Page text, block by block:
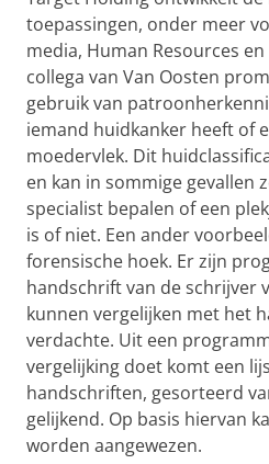
toepassingen, onder meer
media, Human Resources
collega van Van Oosten
gebruik van
iemand huidkanker heeft of
moedervlek. Dit
en kan in sommige gevallen
specialist bepalen of een
is of niet. Een ander
forensische hoek. Er zijn
handschrift van de schrijver
kunnen vergelijken met het
verdachte. Uit een
vergelijking doet komt een
handschriften, gesorteerd
gelijkend. Op basis hiervan
worden aangewezen.